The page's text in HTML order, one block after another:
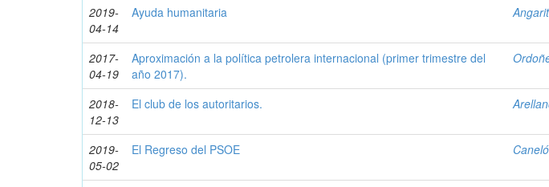
2019-
04-14
Ayuda humanitaria
2017-
04-19
Aproximación a la política petrolera internacional (primer trimestre del
año 2017).
2018-
12-13
El club de los autoritarios.
2019-
05-02
El Regreso del PSOE